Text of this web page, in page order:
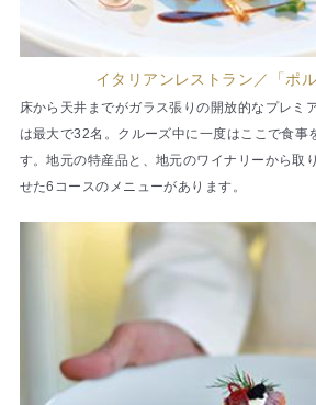
イタリアンレストラン／「ポル
床から天井までがガラス張りの開放的なプレミ
は最大で32名。クルーズ中に一度はここで食事
す。地元の特産品と、地元のワイナリーから取
せた6コースのメニューがあります。